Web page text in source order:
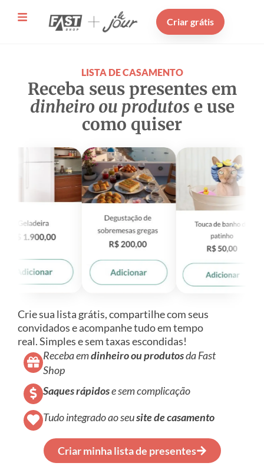
Criar grátis
LISTA DE CASAMENTO
Receba seus presentes em
dinheiro ou produtos e use
como quiser
Crie sua lista grátis, compartilhe com seus
convidados e acompanhe tudo em tempo
real.Simples e sem taxas escondidas!
Когда срочно требуются деньги, граждане без
официального трудоустройства часто получают
отказы в крупных банках. Сегодня
микрофинансовые организации одобряют займ
безработным на карту мгновенно. Сервис
rusbank.net
предложения, проверить актуальные процентные
ставки и отправить онлайн-заявку без лишних
Receba emdinheiro ouprodutosda Fast
Shop
Saques rápidose sem complicação
Tudo integrado ao seusite de casamento
Criar minha lista de presentes